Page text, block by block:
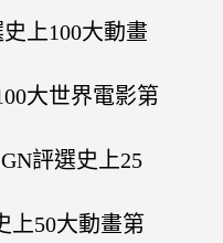
上100大動畫
大世界電影第
評選史上25
上50大動畫第